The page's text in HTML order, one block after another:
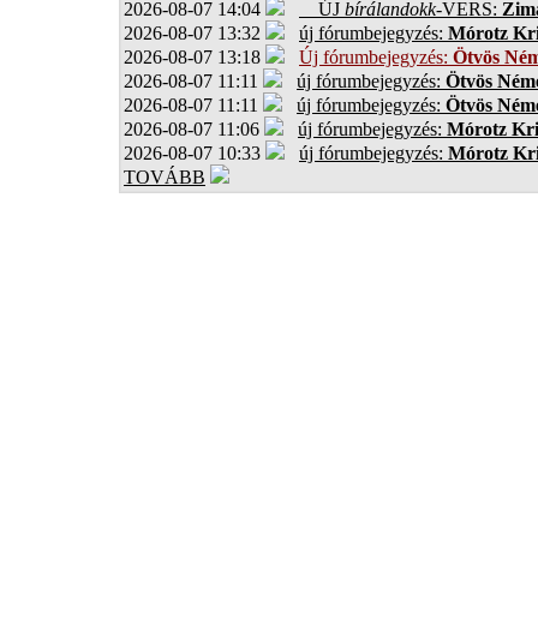
2026-08-07 14:04 ÚJ bírálandokk-VERS:
2026-08-07 13:32
új fórumbejegyzés: Mórotz
2026-08-07 13:18
Új fórumbejegyzés: Ötvös
2026-08-07 11:11
új fórumbejegyzés: Ötvös
2026-08-07 11:11
új fórumbejegyzés: Ötvös
2026-08-07 11:06
új fórumbejegyzés: Mórotz
2026-08-07 10:33
új fórumbejegyzés: Mórotz
TOVÁBB